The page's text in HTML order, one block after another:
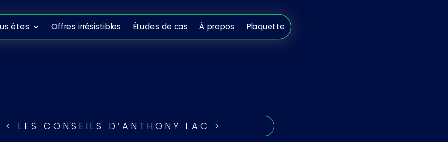
êtes Offres irrésistibles Études de cas À propos Plaquette
êtes Offres irrésistibles Études de cas À propos Plaquette
< LES CONSEILS D’ANTHONY LAC >